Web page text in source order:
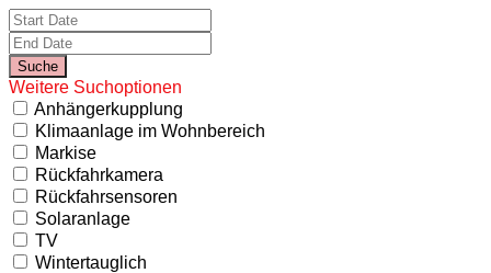
Weitere Suchoptionen
Anhängerkupplung
Klimaanlage im Wohnbereich
Markise
Rückfahrkamera
Rückfahrsensoren
Solaranlage
TV
Wintertauglich